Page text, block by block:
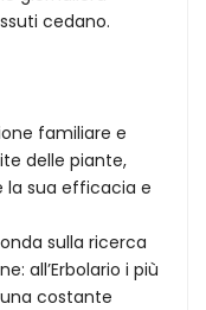
cedano.
familiare e
delle piante,
la sua efficacia e
sulla ricerca
all’Erbolario i più
costante